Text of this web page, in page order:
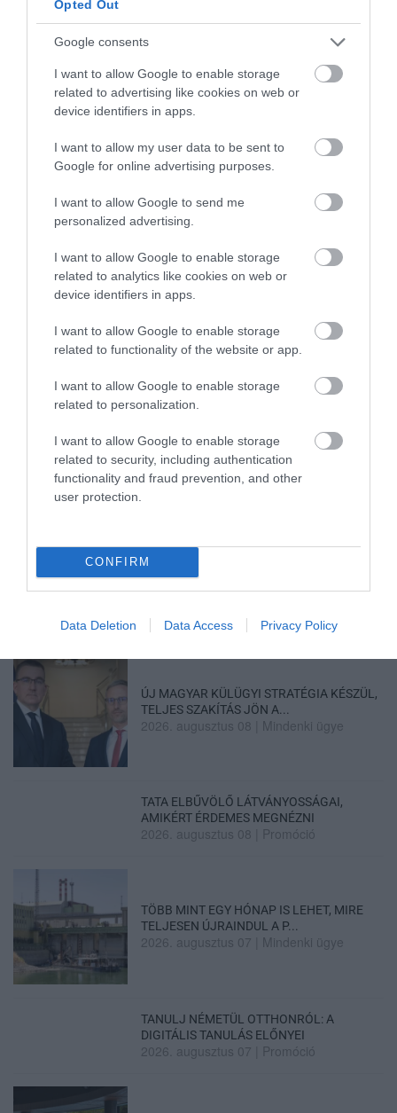
Opted Out
Google consents
I want to allow Google to enable storage
related to advertising like cookies on web or
device identifiers in apps.
I want to allow my user data to be sent to
Google for online advertising purposes.
I want to allow Google to send me
personalized advertising.
I want to allow Google to enable storage
related to analytics like cookies on web or
device identifiers in apps.
I want to allow Google to enable storage
related to functionality of the website or app.
I want to allow Google to enable storage
related to personalization.
I want to allow Google to enable storage
related to security, including authentication
functionality and fraud prevention, and other
user protection.
CONFIRM
Data Deletion Data Access Privacy Policy
helyettük.
Ne maradjon le a legfrissebb hírekről, kövessen
bennünket az EGRI ÜGYEK Google Hírek oldalán!
VISSZA A FŐOLDALRA
Legfrissebb híreink
35 PERCES TANÓRÁK ÉS KEVESEBB HÁZI
2026. augusztus 08 |Mindenki ügye
ÚJ MAGYAR KÜLÜGYI STRATÉGIA KÉSZÜL,
TELJES SZAKÍTÁS JÖN A...
2026. augusztus 08 Mindenki ügye
TATA ELBŰVÖLŐ LÁTVÁNYOSSÁGAI,
AMIKÉRT ÉRDEMES MEGNÉZNI
2026. augusztus 08 Promóció
TÖBB MINT EGY HÓNAP IS LEHET, MIRE
TELJESEN ÚJRAINDUL A P...
2026. augusztus 07 Mindenki ügye
TANULJ NÉMETÜL OTTHONRÓL: A
DIGITÁLIS TANULÁS ELŐNYEI
2026. augusztus 07 Promóció